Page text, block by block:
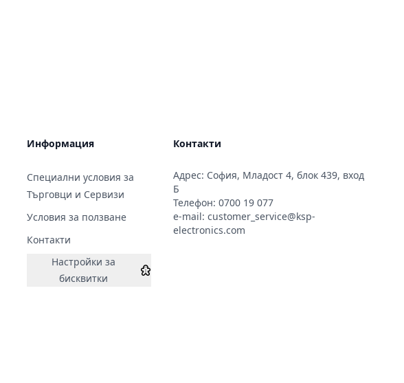
Информация
Специални условия за
Търговци и Сервизи
Условия за ползване
Контакти
Настройки за
бисквитки
Контакти
Адрес: София, Младост 4, блок 439, вход
Б
Телефон: 0700 19 077
e-mail: customer_service@ksp-
electronics.com